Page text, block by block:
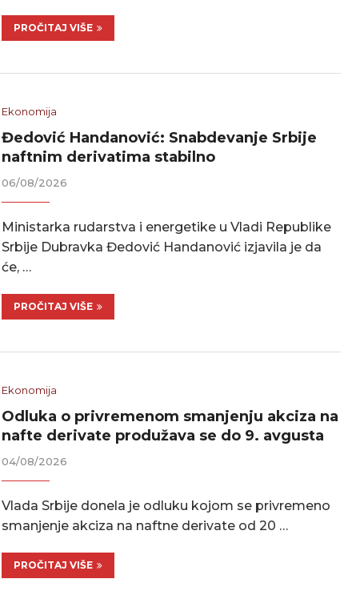
PROČITAJ VIŠE
Ekonomija
Đedović Handanović: Snabdevanje Srbije
naftnim derivatima stabilno
06/08/2026
Ministarka rudarstva i energetike u Vladi Republike
Srbije Dubravka Đedović Handanović izjavila je da
će, …
PROČITAJ VIŠE
Ekonomija
Odluka o privremenom smanjenju akciza na
nafte derivate produžava se do 9. avgusta
04/08/2026
Vlada Srbije donela je odluku kojom se privremeno
smanjenje akciza na naftne derivate od 20 …
PROČITAJ VIŠE